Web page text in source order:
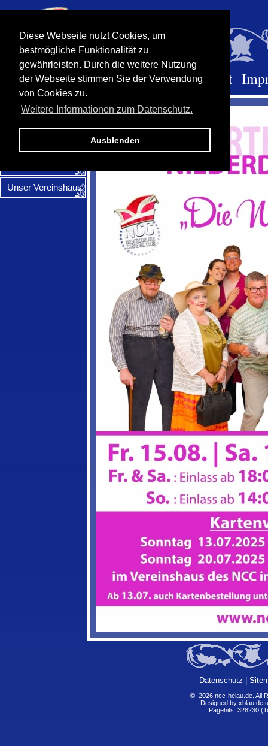
Diese Webseite nutzt Cookies, um
bestmögliche Funktionalität zu
gewährleisten. Durch die weitere Nutzung
der Webseite stimmen Sie der Verwendung
von Cookies zu.
Weitere Informationen zum Datenschutz.
Ausblenden
Verein Termine Kontakt
Unser Vereinshaus
Datenschutz
© 2026 ncc-helau.de. All
Designed by xblau.de
Pagehits: 328230